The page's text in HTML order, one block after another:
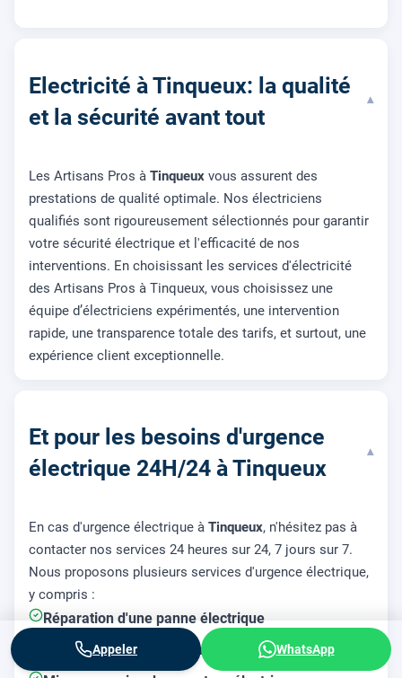
Electricité à Tinqueux: la qualité
et la sécurité avant tout
▾
Les Artisans Pros à Tinqueux vous assurent des
prestations de qualité optimale. Nos électriciens
qualifiés sont rigoureusement sélectionnés pour garantir
votre sécurité électrique et l'efficacité de nos
interventions. En choisissant les services d'électricité
des Artisans Pros à Tinqueux, vous choisissez une
équipe d’électriciens expérimentés, une intervention
rapide, une transparence totale des tarifs, et surtout, une
expérience client exceptionnelle.
Et pour les besoins d'urgence
électrique 24H/24 à Tinqueux
▾
En cas d'urgence électrique à Tinqueux, n'hésitez pas à
contacter nos services 24 heures sur 24, 7 jours sur 7.
Nous proposons plusieurs services d'urgence électrique,
y compris :
Réparation d'une panne électrique
Remplacement d'un compteur électrique
Appeler WhatsApp